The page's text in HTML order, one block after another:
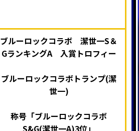
ブルーロックコラボ 潔世一S＆
GランキングA 入賞トロフィー
ブルーロックコラボトランプ(潔
世一)
称号「ブルーロックコラボ
S&G(潔世一A)3位」